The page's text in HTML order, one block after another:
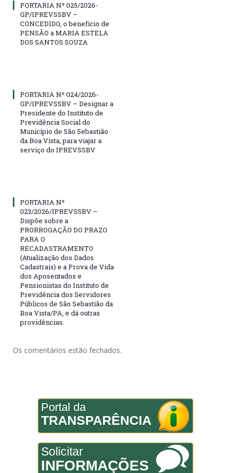
PORTARIA Nº 025/2026-
GP/IPREVSSBV –
CONCEDIDO, o benefício de
PENSÃO a MARIA ESTELA
DOS SANTOS SOUZA
PORTARIA Nº 024/2026-
GP/IPREVSSBV – Designar a
Presidente do Instituto de
Previdência Social do
Município de São Sebastião
da Boa Vista, para viajar a
serviço do IPREVSSBV
PORTARIA Nº
023/2026/IPREVSSBV –
Dispõe sobre a
PRORROGAÇÃO DO PRAZO
PARA O
RECADASTRAMENTO
(Atualização dos Dados
Cadastrais) e a Prova de Vida
dos Aposentados e
Pensionistas do Instituto de
Previdência dos Servidores
Públicos de São Sebastião da
Boa Vista/PA, e dá outras
providências.
Os comentários estão fechados.
Portal da
TRANSPARÊNCIA
Solicitar
INFORMAÇÕES